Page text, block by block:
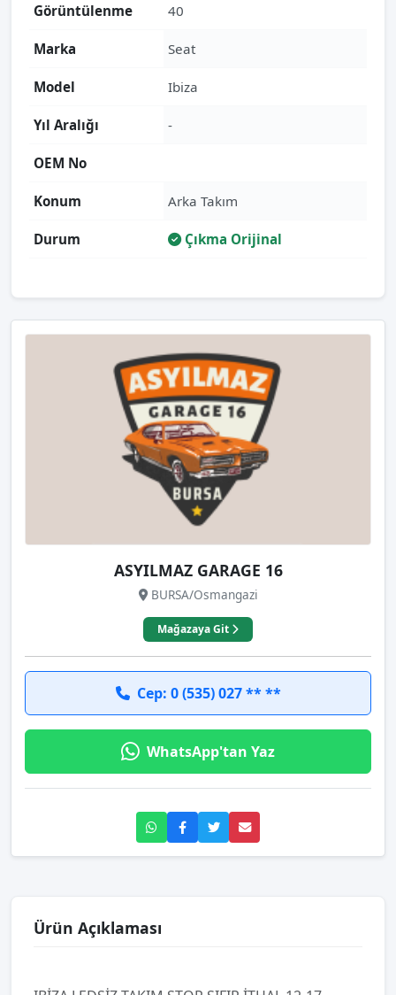
Görüntülenme 40
Marka Seat
Model Ibiza
Yıl Aralığı -
OEM No
Konum Arka Takım
Durum Çıkma Orijinal
ASYILMAZ GARAGE 16
BURSA/Osmangazi
Mağazaya Git
Cep: 0 (535) 027 ** **
WhatsApp'tan Yaz
Ürün Açıklaması